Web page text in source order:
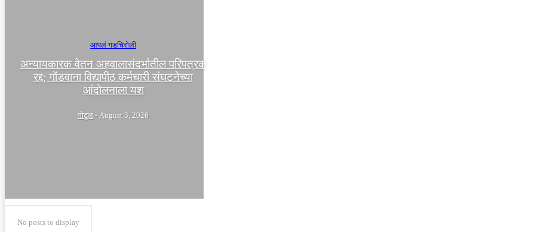
आपलं गडचिरोली
अन्यायकारक वेतन अहवालासंदर्भातील परिपत्रक
रद्द; गोंडवाना विद्यापीठ कर्मचारी संघटनेच्या
आंदोलनाला यश
गोटूल - August 3, 2026
No posts to display